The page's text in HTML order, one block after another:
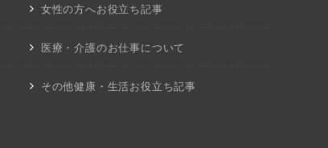
女性の方へお役立ち記事
医療・介護のお仕事について
その他健康・生活お役立ち記事